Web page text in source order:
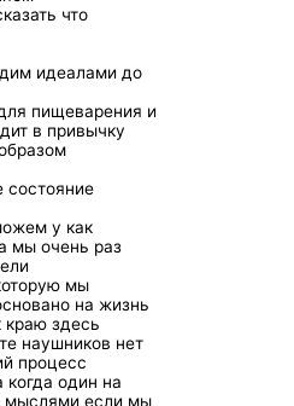
что
идеалами до
пищеварения и
в привычку
состояние
у как
мы очень раз
мы
на жизнь
краю здесь
наушников нет
процесс
когда один на
мыслями если мы